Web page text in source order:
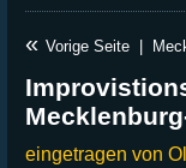
« Vorige Seite
eingetragen von